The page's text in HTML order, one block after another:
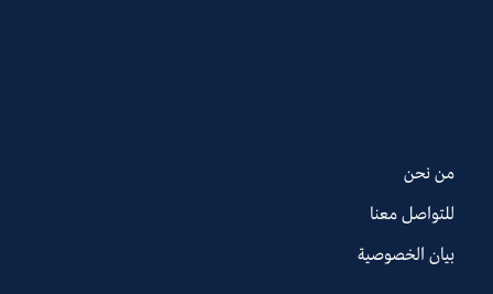
من نحن
للتواصل معنا
بيان الخصوصية